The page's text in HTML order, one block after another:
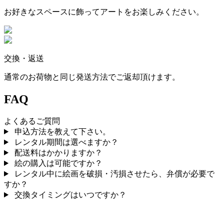
お好きなスペースに飾ってアートをお楽しみください。
交換・返送
通常のお荷物と同じ発送方法でご返却頂けます。
FAQ
よくあるご質問
申込方法を教えて下さい。
レンタル期間は選べますか？
配送料はかかりますか？
絵の購入は可能ですか？
レンタル中に絵画を破損・汚損させたら、弁償が必要で
すか？
交換タイミングはいつですか？